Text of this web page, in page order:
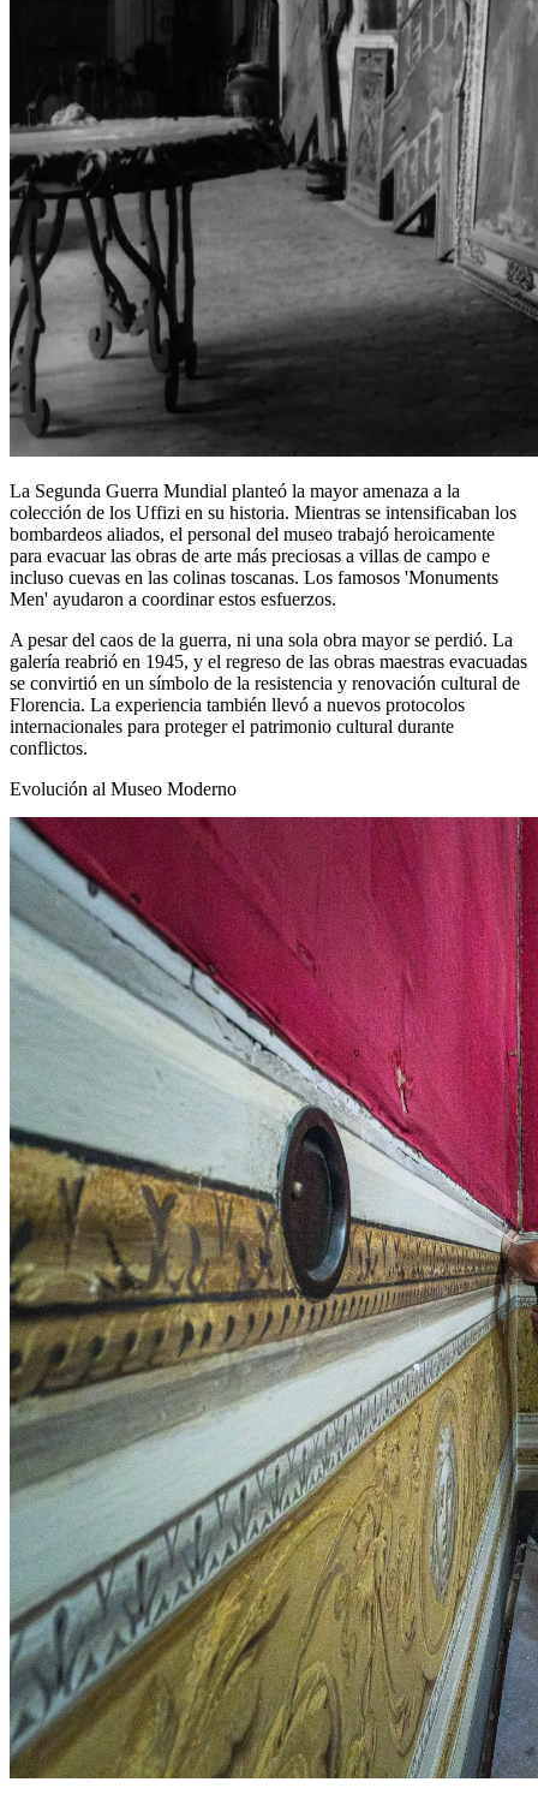
La Segunda Guerra Mundial planteó la mayor amenaza a la
colección de los Uffizi en su historia. Mientras se intensificaban los
bombardeos aliados, el personal del museo trabajó heroicamente
para evacuar las obras de arte más preciosas a villas de campo e
incluso cuevas en las colinas toscanas. Los famosos 'Monuments
Men' ayudaron a coordinar estos esfuerzos.
A pesar del caos de la guerra, ni una sola obra mayor se perdió. La
galería reabrió en 1945, y el regreso de las obras maestras evacuadas
se convirtió en un símbolo de la resistencia y renovación cultural de
Florencia. La experiencia también llevó a nuevos protocolos
internacionales para proteger el patrimonio cultural durante
conflictos.
Evolución al Museo Moderno